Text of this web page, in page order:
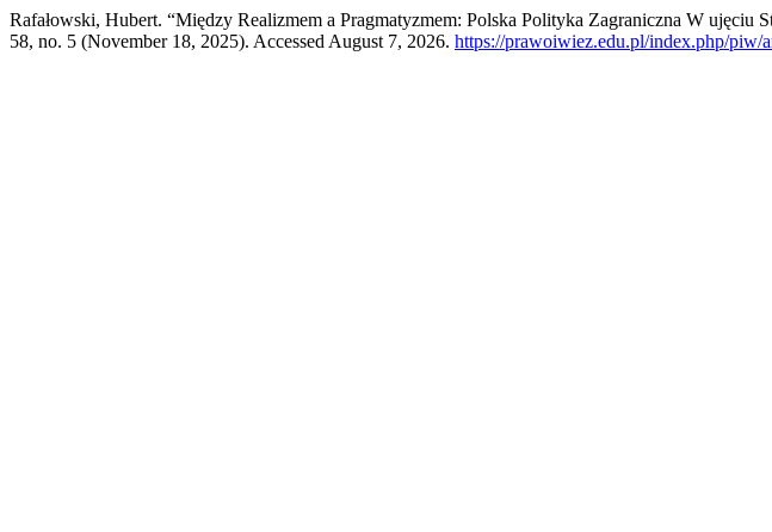
Rafałowski, Hubert. “Między Realizmem a Pragmatyzmem: Polska Polityka Zagraniczna W ujęciu
58, no. 5 (November 18, 2025). Accessed August 7, 2026. https://prawoiwiez.edu.pl/index.php/piw/